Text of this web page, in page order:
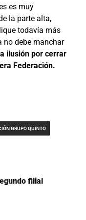
filial
es muy
la parte alta,
todavía más
no debe manchar
ilusión por cerrar
Federación.
GRUPO QUINTO